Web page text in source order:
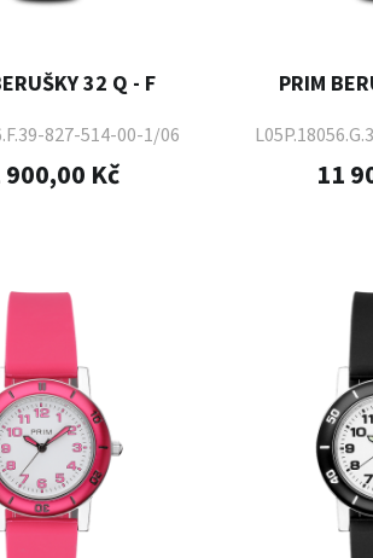
32 Q - F
827-514-00-1/06
900,00 Kč
PRIM
11